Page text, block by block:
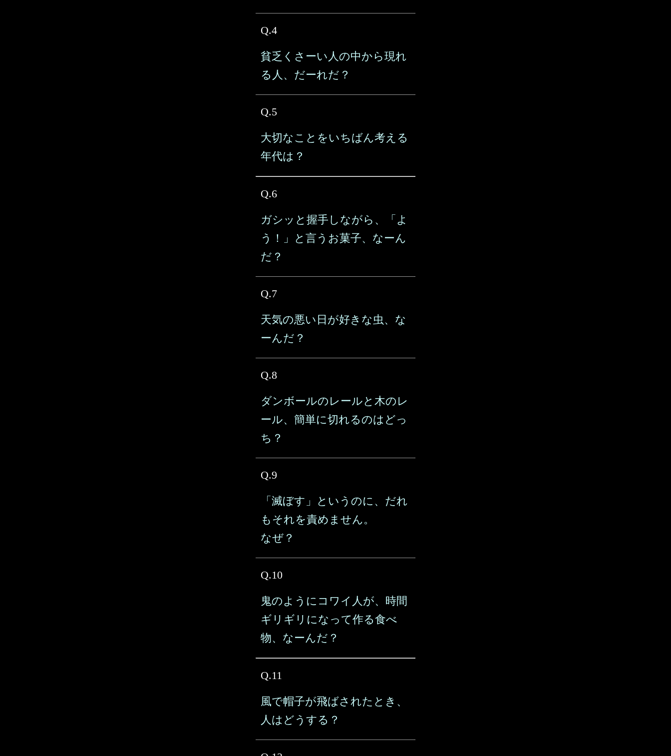
Q.4
貧乏くさーい人の中から現れ
る人、だーれだ？
Q.5
大切なことをいちばん考える
年代は？
Q.6
ガシッと握手しながら、「よ
う！」と言うお菓子、なーん
だ？
Q.7
天気の悪い日が好きな虫、な
ーんだ？
Q.8
ダンボールのレールと木のレ
ール、簡単に切れるのはどっ
ち？
Q.9
「滅ぼす」というのに、だれ
もそれを責めません。
なぜ？
Q.10
鬼のようにコワイ人が、時間
ギリギリになって作る食べ
物、なーんだ？
Q.11
風で帽子が飛ばされたとき、
人はどうする？